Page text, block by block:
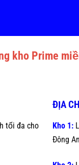
kho Prime
tối đa cho
ĐỊA
Kho 1:
Đông